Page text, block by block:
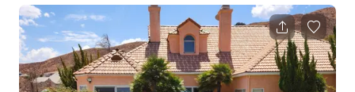
au bord de la piscine offre un décor saisissant parfait pour le
cinéma, les séances photo et la création de contenu. Bien que
la maison soit meublée de façon luxueuse dans un style
victorien, avec une salle de jeux équipée d'une table de
billard, un